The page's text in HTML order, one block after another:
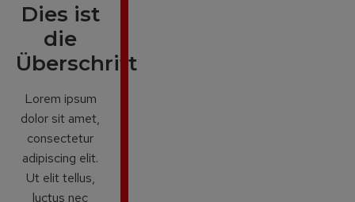
Dies ist
die
Überschrift
Lorem ipsum
dolor sit amet,
consectetur
adipiscing elit.
Ut elit tellus,
luctus nec